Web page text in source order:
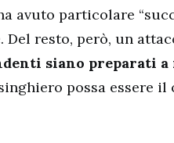
avuto particolare
resto, però, un
siano preparati
possa essere